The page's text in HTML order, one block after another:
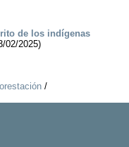
de los indígenas
02/2025)
/